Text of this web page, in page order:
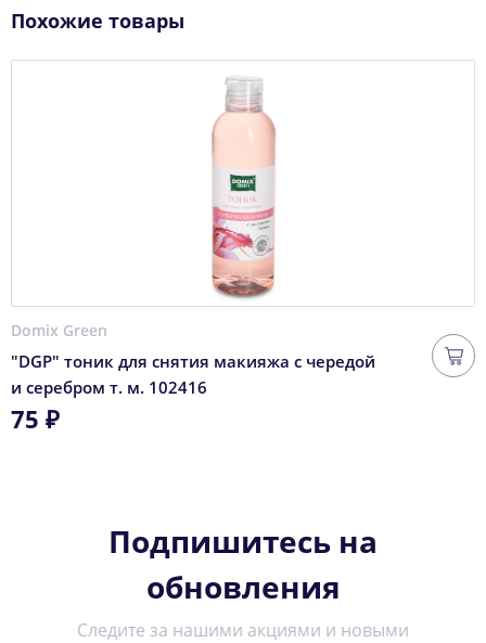
Похожие товары
Domix Green
"DGP" тоник для снятия макияжа с чередой
и серебром т. м. 102416
75 ₽
Подпишитесь на
обновления
Следите за нашими акциями и новыми